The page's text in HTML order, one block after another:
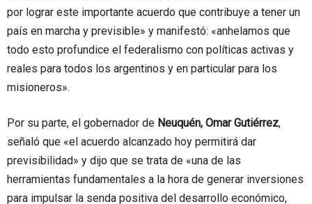
por lograr este importante acuerdo que contribuye a tener un
país en marcha y previsible» y manifestó: «anhelamos que
todo esto profundice el federalismo con políticas activas y
reales para todos los argentinos y en particular para los
misioneros».
Por su parte, el gobernador de Neuquén, Omar Gutiérrez,
señaló que «el acuerdo alcanzado hoy permitirá dar
previsibilidad» y dijo que se trata de «una de las
herramientas fundamentales a la hora de generar inversiones
para impulsar la senda positiva del desarrollo económico,